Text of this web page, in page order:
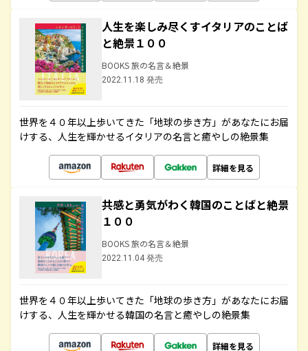
人生を楽しみ尽くすイタリアのことば
と絶景１００
BOOKS 旅の名言＆絶景
2022.11.18 発売
世界を４０年以上歩いてきた「地球の歩き方」があなたにお届
けする、人生を輝かせるイタリアの名言と癒やしの絶景集
詳細を見る
共感と勇気がわく韓国のことばと絶景
１００
BOOKS 旅の名言＆絶景
2022.11.04 発売
世界を４０年以上歩いてきた「地球の歩き方」があなたにお届
けする、人生を輝かせる韓国の名言と癒やしの絶景集
詳細を見る